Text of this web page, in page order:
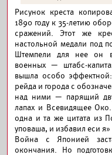
Рисунок креста
1890 году к 35-летию
сражений. Этот же
настольной медали под
Штемпели для нее он
военных — штабс-
вышла особо эффектной:
рейда и города с
над ними — парящий
лапах и Всевидящее
одна и та же цитата из
уповаша, и избавил еси
Война с Японией
окончания. Но